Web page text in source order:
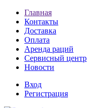
Главная
Контакты
Доставка
Оплата
Аренда раций
Сервисный центр
Новости
Вход
Регистрация